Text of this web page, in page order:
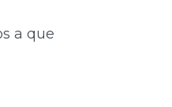
a que